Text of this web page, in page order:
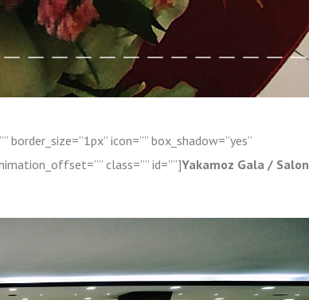
icon=”” box_shadow=”yes”
class=”” id=””]Yakamoz Gala / Salon